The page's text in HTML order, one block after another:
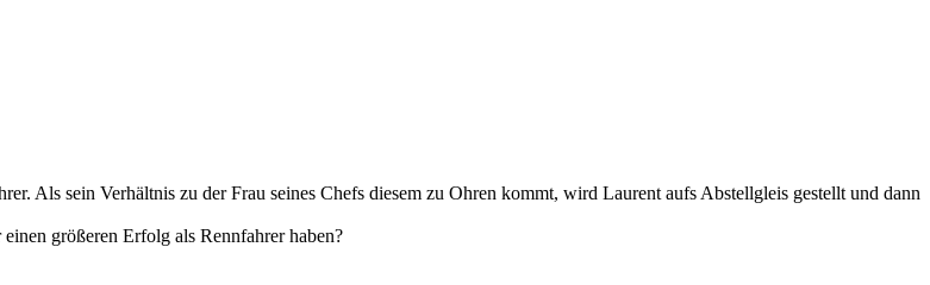
Als sein Verhältnis zu der Frau seines Chefs diesem zu Ohren kommt, wird Laurent aufs Abstellgleis gestellt und dann
größeren Erfolg als Rennfahrer haben?